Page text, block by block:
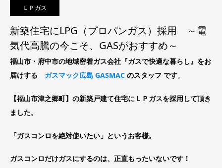
ＬＰガス
新築住宅にLPG（プロパンガス）採用 ～電
気代高騰の今こそ、GASがおすすめ～
福山市・府中市の地域密着ガス会社『ガスで快適な暮らし』をお
届けする ガスマック広島 GASMAC のスタッフ です。
【福山市津之郷町】の新築戸建て住宅にＬＰガスを採用して頂き
ました。
「ガスコンロを絶対使いたい」というお客様。
ガスコンロだけガスにするのは、正直もったいないです！